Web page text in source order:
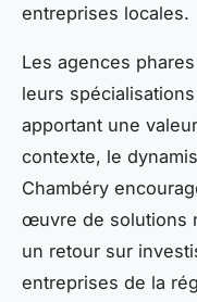
entreprises locales.
Les agences
leurs
apportant une
contexte, le
Chambéry
œuvre de solutions
un retour sur
entreprises de la